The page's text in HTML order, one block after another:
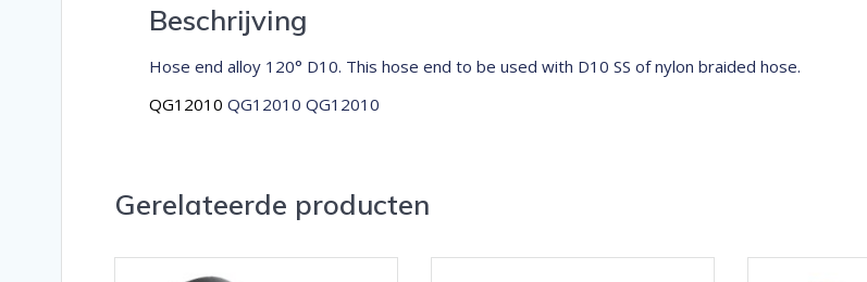
Beschrijving
Hose end alloy 120° D10. This hose end to be used with D10 SS of nylon braided hose.
QG12010 QG12010 QG12010
Gerelateerde producten